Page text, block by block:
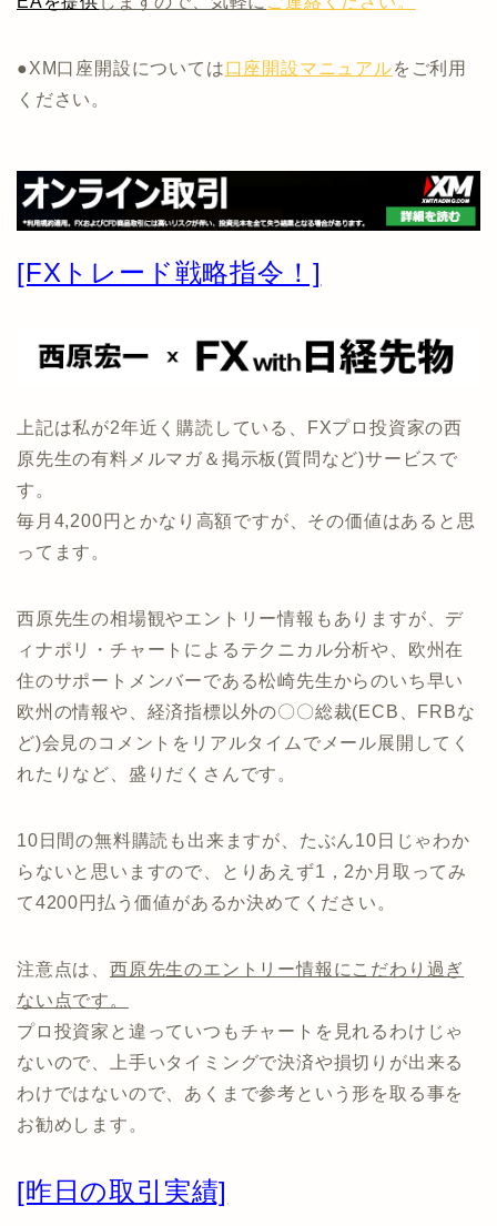
●XM口座開設については口座開設マニュアルをご利用
ください。
[FXトレード戦略指令！]
上記は私が2年近く購読している、FXプロ投資家の西
原先生の有料メルマガ＆掲示板(質問など)サービスで
す。
毎月4,200円とかなり高額ですが、その価値はあると思
ってます。
西原先生の相場観やエントリー情報もありますが、デ
ィナポリ・チャートによるテクニカル分析や、欧州在
住のサポートメンバーである松崎先生からのいち早い
欧州の情報や、経済指標以外の〇〇総裁(ECB、FRBな
ど)会見のコメントをリアルタイムでメール展開してく
れたりなど、盛りだくさんです。
10日間の無料購読も出来ますが、たぶん10日じゃわか
らないと思いますので、とりあえず1，2か月取ってみ
て4200円払う価値があるか決めてください。
注意点は、 西原先生のエントリー情報にこだわり過ぎ
ない点です。
プロ投資家と違っていつもチャートを見れるわけじゃ
ないので、上手いタイミングで決済や損切りが出来る
わけではないので、あくまで参考という形を取る事を
お勧めします。
[昨日の取引実績]